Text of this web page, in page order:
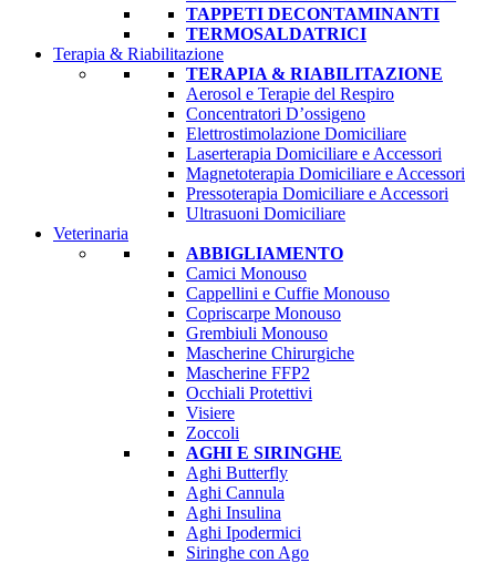
TAPPETI DECONTAMINANTI
TERMOSALDATRICI
Terapia & Riabilitazione
TERAPIA & RIABILITAZIONE
Aerosol e Terapie del Respiro
Concentratori D’ossigeno
Elettrostimolazione Domiciliare
Laserterapia Domiciliare e Accessori
Magnetoterapia Domiciliare e Accessori
Pressoterapia Domiciliare e Accessori
Ultrasuoni Domiciliare
Veterinaria
ABBIGLIAMENTO
Camici Monouso
Cappellini e Cuffie Monouso
Copriscarpe Monouso
Grembiuli Monouso
Mascherine Chirurgiche
Mascherine FFP2
Occhiali Protettivi
Visiere
Zoccoli
AGHI E SIRINGHE
Aghi Butterfly
Aghi Cannula
Aghi Insulina
Aghi Ipodermici
Siringhe con Ago